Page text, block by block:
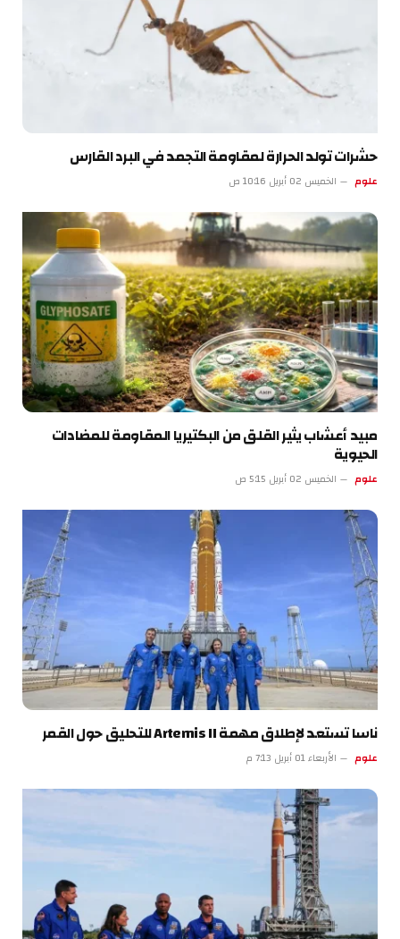
حشرات تولد الحرارة لمقاومة التجمد في البرد القارس
علوم الخميس 02 أبريل 10:16 ص
مبيد أعشاب يثير القلق من البكتيريا المقاومة للمضادات
الحيوية
علوم الخميس 02 أبريل 5:15 ص
ناسا تستعد لإطلاق مهمة Artemis II للتحليق حول القمر
علوم الأربعاء 01 أبريل 7:13 م